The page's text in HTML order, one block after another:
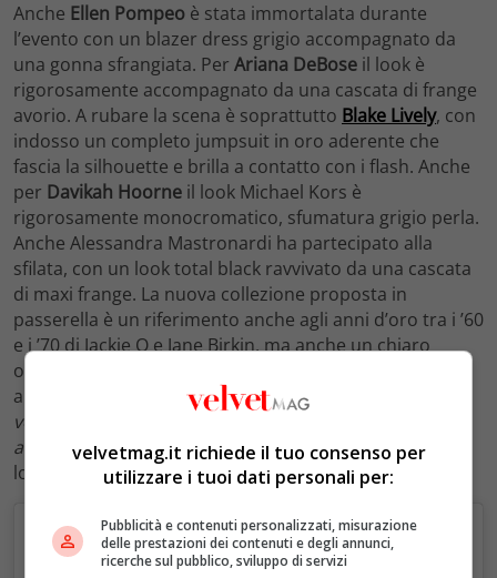
Anche Ellen Pompeo è stata immortalata durante
l’evento con un blazer dress grigio accompagnato da
una gonna sfrangiata. Per Ariana DeBose il look è
rigorosamente accompagnato da una cascata di frange
avorio. A rubare la scena è soprattutto Blake Lively, con
indosso un completo jumpsuit in oro aderente che
fascia la silhouette e brilla a contatto con i flash. Anche
per Davikah Hoorne il look Michael Kors è
rigorosamente monocromatico, sfumatura grigio perla.
Anche Alessandra Mastronardi ha partecipato alla
sfilata, con un look total black ravvivato da una cascata
di maxi frange. La nuova collezione proposta in
passerella è un riferimento anche agli anni d’oro tra i ’60
e i ’70 di Jackie O e Jane Birkin, ma anche un chiaro
omaggio alla mamma dello stilista – Joan Kors – venuta
a mancare lo scorso mese. “Avevamo programmato di
volare a Los Angeles il giorno successivo per vederla e
andare direttamente al Polo Lounge“, ha rivelato infatti
lo stilista, come riportaWWD.
velvetmag.it richiede il tuo consenso per
utilizzare i tuoi dati personali per:
Pubblicità e contenuti personalizzati, misurazione
delle prestazioni dei contenuti e degli annunci,
ricerche sul pubblico, sviluppo di servizi